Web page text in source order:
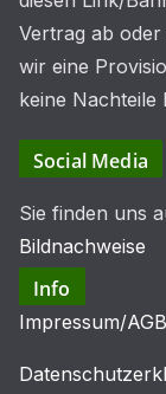
Vertrag ab
wir eine
keine Nachteile
Social Media
Sie finden uns
Bildnachweise
Info
Impressum/AGB